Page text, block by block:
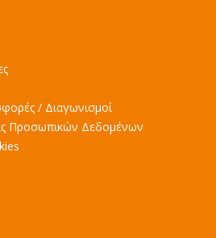
/ Διαγωνισμοί
Προσωπικών Δεδομένων